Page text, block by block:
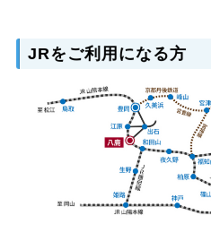
JRをご利用になる方